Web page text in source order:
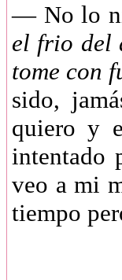
— No lo
el frio del
tome con
sido,
quiero y
intentado
veo a mi
tiempo